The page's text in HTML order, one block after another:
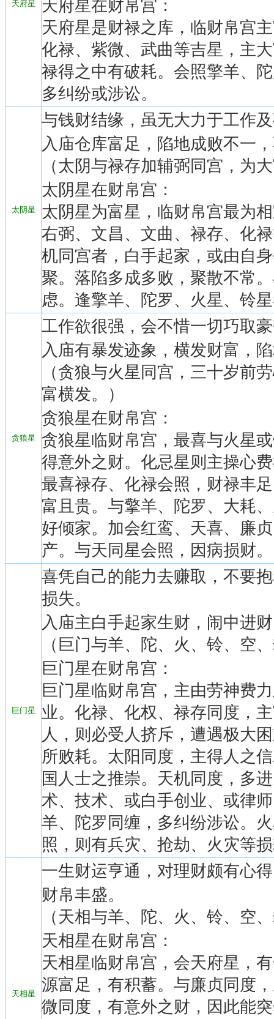
天府星
天府星在财帛宫：
天府星是财禄之库，临财帛宫
化禄、紫微、武曲等吉星，主
禄得之中有破耗。会照擎羊、
多纠纷或涉讼。
太阴星
与钱财结缘，虽无大力于工作
入庙仓库富足，陷地成败不一
（太阴与禄存加辅弼同宫，为
太阴星在财帛宫：
太阴星为富星，临财帛宫最为
右弼、文昌、文曲、禄存、化
机同宫者，白手起家，或由自
聚。落陷多成多败，聚散不常
虑。逢擎羊、陀罗、火星、铃
贪狼星
工作欲很强，会不惜一切巧取
入庙有暴发迹象，横发财富，
（贪狼与火星同宫，三十岁前
富横发。）
贪狼星在财帛宫：
贪狼星临财帛宫，最喜与火星
得意外之财。化忌星则主操心
最喜禄存、化禄会照，财禄丰
富且贵。与擎羊、陀罗、大耗
好倾家。加会红鸾、天喜、廉
产。与天同星会照，因病损财。
巨门星
喜凭自己的能力去赚取，不要
损失。
入庙主白手起家生财，闹中进
（巨门与羊、陀、火、铃、空
巨门星在财帛宫：
巨门星临财帛宫，主由劳神费
业。化禄、化权、禄存同度，
人，则必受人挤斥，遭遇极大
所败耗。太阳同度，主得人之
国人士之推崇。天机同度，多
术、技术、或白手创业、或律
羊、陀罗同缠，多纠纷涉讼。
照，则有兵灾、抢劫、火灾等
天相星
一生财运亨通，对理财颇有心
财帛丰盛。
（天相与羊、陀、火、铃、空
天相星在财帛宫：
天相星临财帛宫，会天府星，
源富足，有积蓄。与廉贞同度
微同度，有意外之财，因此能